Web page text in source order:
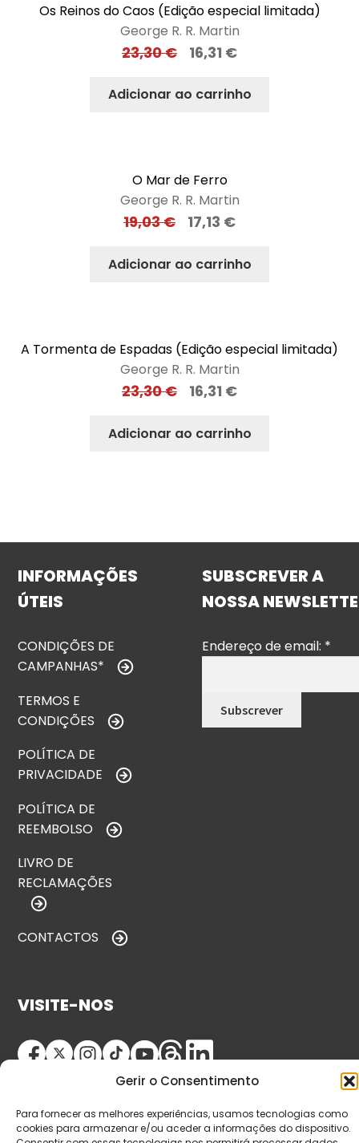
Gerir o Consentimento
Para fornecer as melhores experiências, usamos tecnologias como
cookies para armazenar e/ou aceder a informações do dispositivo.
Os Reinos do Caos (Edição especial limitada)
George R. R. Martin
23,30€ 16,31 €
Adicionar ao carrinho
O Mar de Ferro
George R. R. Martin
19,03€ 17,13 €
Adicionar ao carrinho
A Tormenta de Espadas (Edição especial limitada)
George R. R. Martin
23,30€ 16,31 €
Adicionar ao carrinho
INFORMAÇÕES
ÚTEIS
CONDIÇÕES DE
CAMPANHAS*
TERMOS E
CONDIÇÕES
POLÍTICA DE
PRIVACIDADE
POLÍTICA DE
REEMBOLSO
LIVRO DE
RECLAMAÇÕES
CONTACTOS
SUBSCREVER A
NOSSA
Endereço de email: *
VISITE-NOS